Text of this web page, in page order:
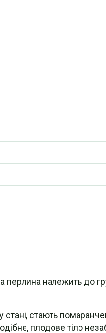
належить до
стані, стають
плодове тіло